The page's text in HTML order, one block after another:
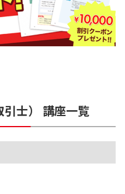
士） 講座一覧